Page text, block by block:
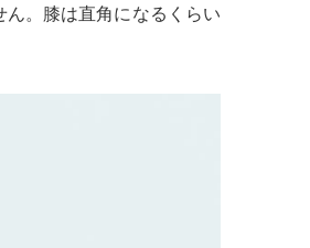
ん。膝は直角になるくらい